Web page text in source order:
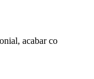
acabar co